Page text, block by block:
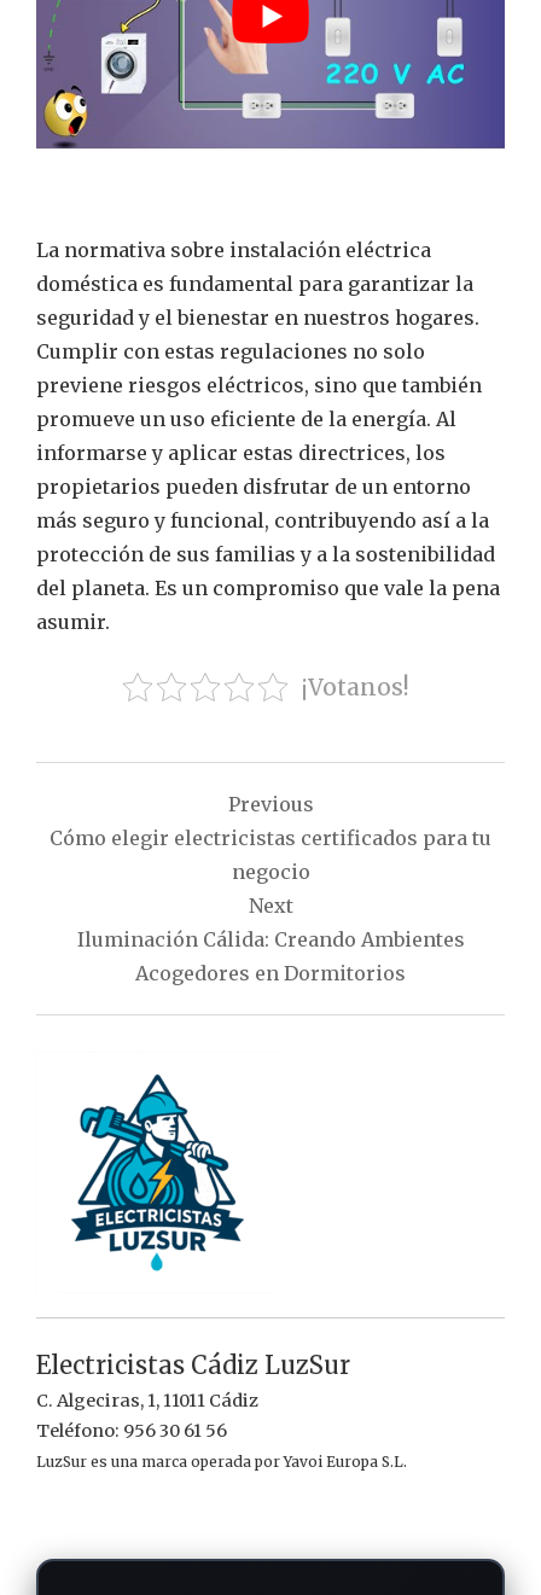
La normativa sobre instalación eléctrica
doméstica es fundamental para garantizar la
seguridad y el bienestar en nuestros hogares.
Cumplir con estas regulaciones no solo
previene riesgos eléctricos, sino que también
promueve un uso eficiente de la energía. Al
informarse y aplicar estas directrices, los
propietarios pueden disfrutar de un entorno
más seguro y funcional, contribuyendo así a la
protección de sus familias y a la sostenibilidad
del planeta. Es un compromiso que vale la pena
asumir.
¡Votanos!
Navegación
de
Previous
Cómo elegir electricistas certificados para tu
negocio
Next
Iluminación Cálida: Creando Ambientes
Acogedores en Dormitorios
Electricistas Cádiz LuzSur
C. Algeciras, 1, 11011 Cádiz
Teléfono: 956 30 61 56
LuzSur es una marca operada por Yavoi Europa S.L.